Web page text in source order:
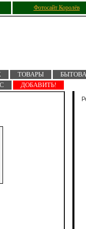
Фотосайт Королёв
ТОВАРЫ
ДОБАВИТЬ!